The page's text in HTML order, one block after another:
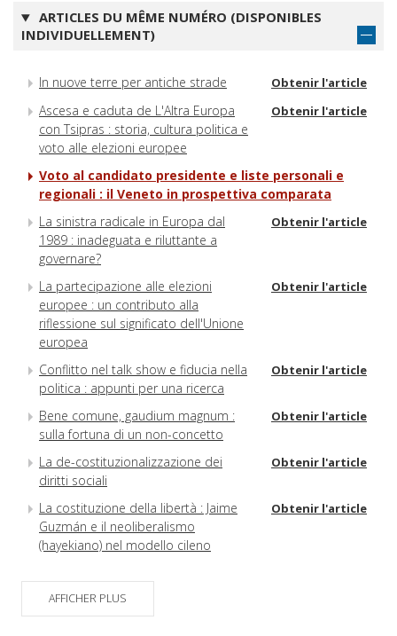
ARTICLES DU MÊME NUMÉRO (DISPONIBLES
INDIVIDUELLEMENT)
In nuove terre per antiche strade Obtenir l'article
Ascesa e caduta de L'Altra Europa
con Tsipras : storia, cultura politica e
voto alle elezioni europee
Obtenir l'article
Voto al candidato presidente e liste personali e
regionali : il Veneto in prospettiva comparata
La sinistra radicale in Europa dal
1989 : inadeguata e riluttante a
governare?
Obtenir l'article
La partecipazione alle elezioni
europee : un contributo alla
riflessione sul significato dell'Unione
europea
Obtenir l'article
Conflitto nel talk show e fiducia nella
politica : appunti per una ricerca
Obtenir l'article
Bene comune, gaudium magnum :
sulla fortuna di un non-concetto
Obtenir l'article
La de-costituzionalizzazione dei
diritti sociali
Obtenir l'article
La costituzione della libertà : Jaime
Guzmán e il neoliberalismo
(hayekiano) nel modello cileno
Obtenir l'article
AFFICHER PLUS